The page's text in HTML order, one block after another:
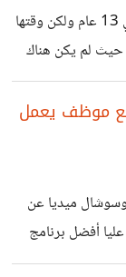
ما وجهة نظرك في
بداية لقد كانت لدى قناة يوتيوب منذ حوالي 13 عام ولكن وقتها
لم يكن هناك
لذا قد أعدت
القصيرة
ومونتاج
حيث سيكون
وبعض
بالحروب
موظف يعمل
ميديا عن
أفضل برنامج
يغفل عن مهام